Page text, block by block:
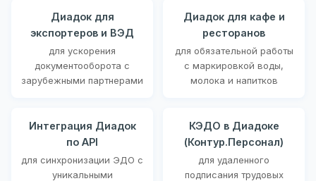
Диадок для
экспортеров и ВЭД
для ускорения
документооборота с
зарубежными партнерами
Диадок для кафе и
ресторанов
для обязательной работы
с маркировкой воды,
молока и напитков
Интеграция Диадок
по API
для синхронизации ЭДО с
уникальными
КЭДО в Диадоке
(Контур.Персонал)
для удаленного
подписания трудовых